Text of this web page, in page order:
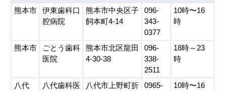
熊本市
伊東歯科口
腔病院
熊本市中央区子
飼本町4-14
096-
343-
0377
10時〜16
時
熊本市
ごとう歯科
医院
熊本市北区龍田
4-30-38
096-
338-
2511
18時～23
時
八代
八代歯科医
八代市上野町折
0965-
10時〜16